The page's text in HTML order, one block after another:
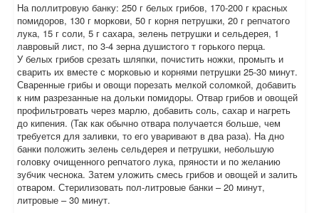
На поллитровую банку: 250 г белых грибов, 170-200 г красных
помидоров, 130 г моркови, 50 г корня петрушки, 20 г репчатого
лука, 15 г соли, 5 г сахара, зелень петрушки и сельдерея, 1
лавровый лист, по 3-4 зерна душистого т горького перца.
У белых грибов срезать шляпки, почистить ножки, промыть и
сварить их вместе с морковью и корнями петрушки 25-30 минут.
Сваренные грибы и овощи порезать мелкой соломкой, добавить
к ним разрезанные на дольки помидоры. Отвар грибов и овощей
профильтровать через марлю, добавить соль, сахар и нагреть
до кипения. (Так как обычно отвара получается больше, чем
требуется для заливки, то его уваривают в два раза). На дно
банки положить зелень сельдерея и петрушки, небольшую
головку очищенного репчатого лука, пряности и по желанию
зубчик чеснока. Затем уложить смесь грибов и овощей и залить
отваром. Стерилизовать пол-литровые банки – 20 минут,
литровые – 30 минут.